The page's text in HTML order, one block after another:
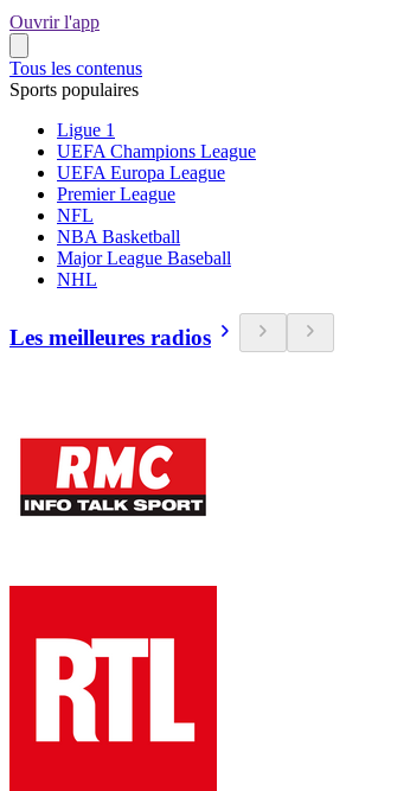
Ouvrir l'app
Tous les contenus
Sports populaires
Ligue 1
UEFA Champions League
UEFA Europa League
Premier League
NFL
NBA Basketball
Major League Baseball
NHL
Les meilleures radios